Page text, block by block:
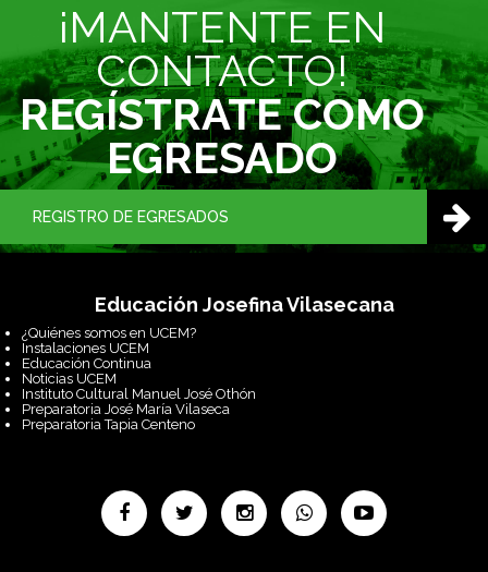
¡MANTENTE EN
CONTACTO!
REGÍSTRATE COMO
EGRESADO
REGISTRO DE EGRESADOS
Educación Josefina Vilasecana
¿Quiénes somos en UCEM?
Instalaciones UCEM
Educación Continua
Noticias UCEM
Instituto Cultural Manuel José Othón
Preparatoria José María Vilaseca
Preparatoria Tapia Centeno